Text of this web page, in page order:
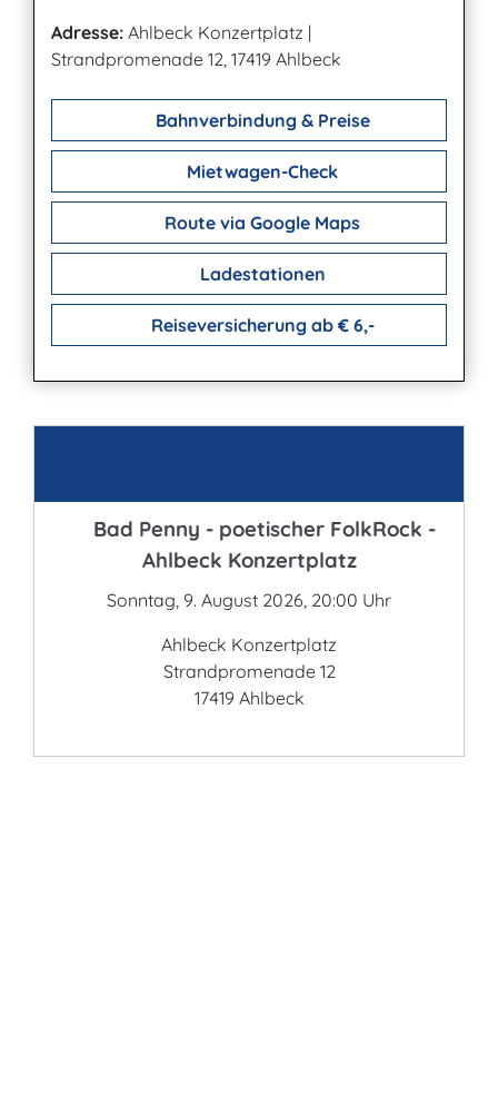
Adresse: Ahlbeck Konzertplatz |
Strandpromenade 12, 17419 Ahlbeck
Bahnverbindung & Preise
Mietwagen-Check
Route via Google Maps
Ladestationen
Reiseversicherung ab € 6,-
Bad Penny - poetischer FolkRock -
Ahlbeck Konzertplatz
Sonntag, 9. August 2026, 20:00 Uhr
Ahlbeck Konzertplatz
Strandpromenade 12
17419 Ahlbeck